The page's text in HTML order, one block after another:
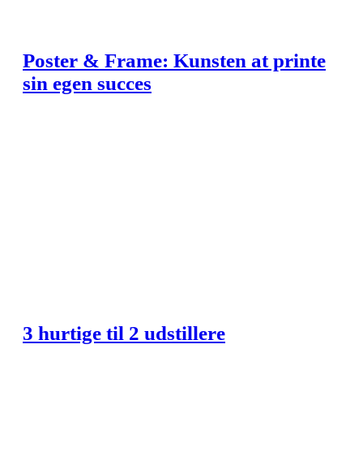
Poster & Frame: Kunsten at printe
sin egen succes
3 hurtige til 2 udstillere